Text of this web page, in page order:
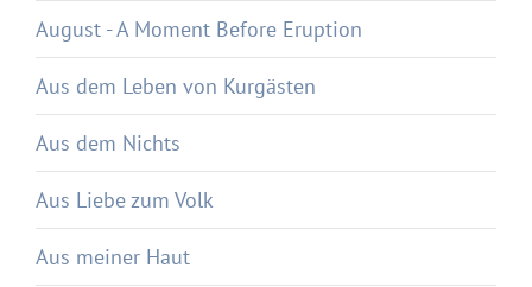
August - A Moment Before Eruption
Aus dem Leben von Kurgästen
Aus dem Nichts
Aus Liebe zum Volk
Aus meiner Haut